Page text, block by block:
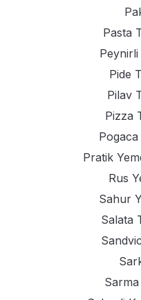
Pasta
Pide
Pilav
Pizza
Pratik
Rus
Sahur
Salata